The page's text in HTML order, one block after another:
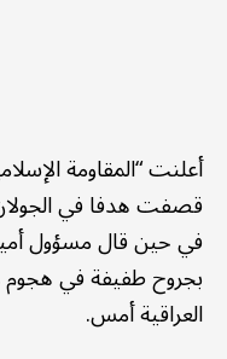
أعلنت “المقاومة
قصفت هدفا في
في حين قال مسؤول
بجروح طفيفة في هجوم
العراقية أمس.